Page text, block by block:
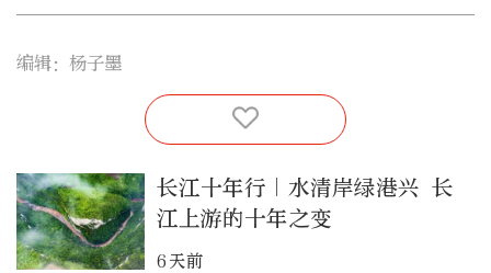
编辑：杨子墨
长江十年行｜水清岸绿港兴 长
江上游的十年之变
6天前